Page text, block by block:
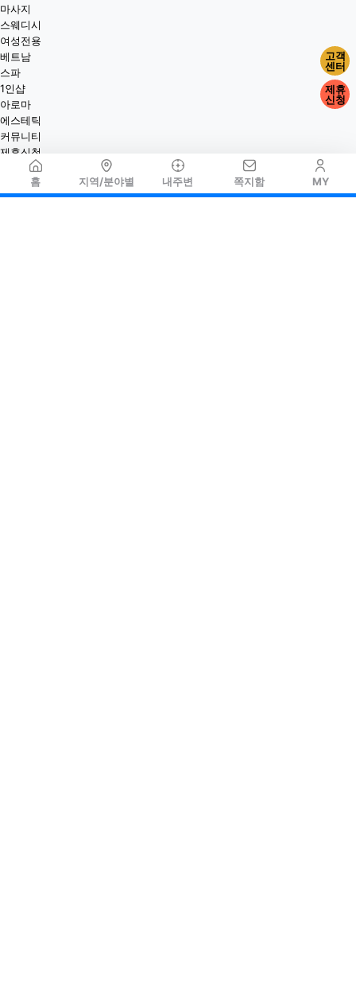
홈 지역/분야별 내주변 쪽지함 MY
마사지
스웨디시
여성전용
베트남
스파
1인샵
아로마
에스테틱
커뮤니티
제휴신청
고객
센터
제휴
신청